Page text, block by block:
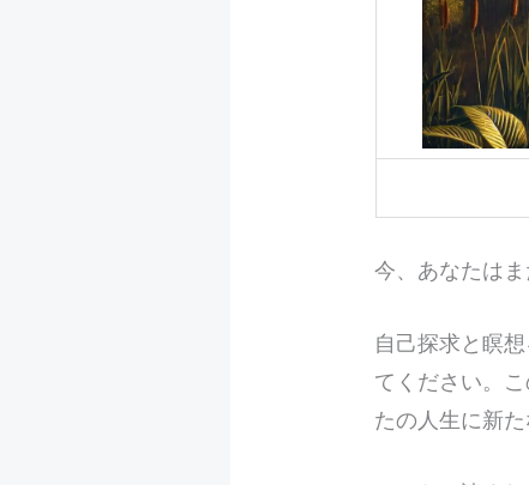
今、あなたは
自己探求と瞑
てください。
たの人生に新